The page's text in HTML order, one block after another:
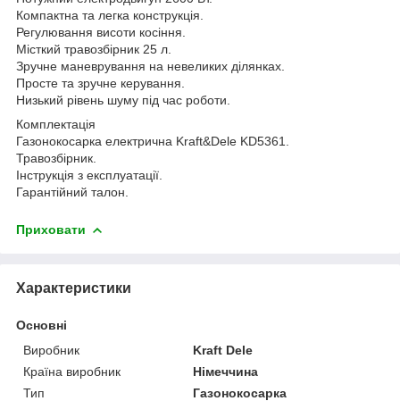
Компактна та легка конструкція.
Регулювання висоти косіння.
Місткий травозбірник 25 л.
Зручне маневрування на невеликих ділянках.
Просте та зручне керування.
Низький рівень шуму під час роботи.
Комплектація
Газонокосарка електрична Kraft&Dele KD5361.
Травозбірник.
Інструкція з експлуатації.
Гарантійний талон.
Приховати
Характеристики
Основні
Виробник
Kraft Dele
Країна виробник
Німеччина
Тип
Газонокосарка